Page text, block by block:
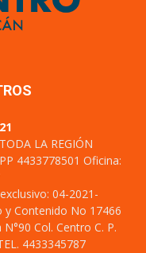
LA REGIÓN
4433778501 Oficina:
04-2021-
y Contenido No 17466
Col. Centro C. P.
4433345787